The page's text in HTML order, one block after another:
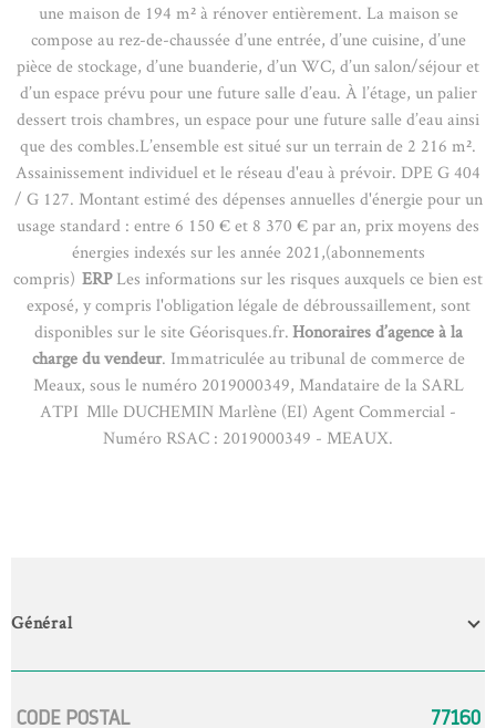
une maison de 194 m² à rénover entièrement. La maison se
compose au rez-de-chaussée d’une entrée, d’une cuisine, d’une
pièce de stockage, d’une buanderie, d’un WC, d’un salon/séjour et
d’un espace prévu pour une future salle d’eau. À l’étage, un palier
dessert trois chambres, un espace pour une future salle d’eau ainsi
que des combles.L’ensemble est situé sur un terrain de 2 216 m².
Assainissement individuel et le réseau d'eau à prévoir. DPE G 404
/ G 127. Montant estimé des dépenses annuelles d'énergie pour un
usage standard : entre 6 150 € et 8 370 € par an, prix moyens des
énergies indexés sur les année 2021,(abonnements
compris) ERPLes informations sur les risques auxquels ce bien est
exposé, y compris l'obligation légale de débroussaillement, sont
disponibles sur le site Géorisques.fr.Honoraires d’agence à la
charge du vendeur. Immatriculée au tribunal de commerce de
Meaux, sous le numéro 2019000349, Mandataire de la SARL
ATPI Mlle DUCHEMIN Marlène (EI) Agent Commercial -
Numéro RSAC : 2019000349 - MEAUX.
Général
Caractérisque Valeurs
CODE POSTAL 77160